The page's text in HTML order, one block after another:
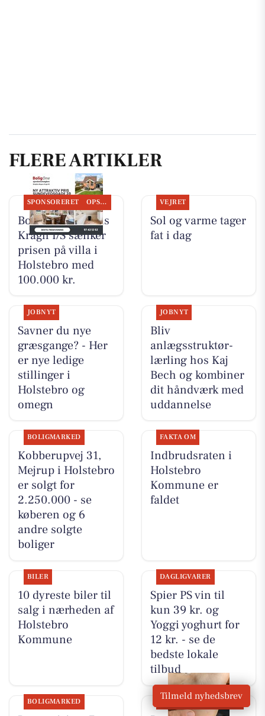
FLERE ARTIKLER
SPONSORERET OPSLAGSTAVLEN
BoligOne Mogens
Kragh I/S sænker
prisen på villa i
Holstebro med
100.000 kr.
VEJRET
Sol og varme tager
fat i dag
JOBNYT
Savner du nye
græsgange? - Her
er nye ledige
stillinger i
Holstebro og
omegn
JOBNYT
Bliv
anlægsstruktør-
lærling hos Kaj
Bech og kombiner
dit håndværk med
uddannelse
BOLIGMARKED
Kobberupvej 31,
Mejrup i Holstebro
er solgt for
2.250.000 - se
køberen og 6
andre solgte
boliger
FAKTA OM
Indbrudsraten i
Holstebro
Kommune er
faldet
BILER
10 dyreste biler til
salg i nærheden af
Holstebro
Kommune
DAGLIGVARER
Spier PS vin til
kun 39 kr. og
Yoggi yoghurt for
12 kr. - se de
bedste lokale
tilbud
BOLIGMARKED SPONSORERET OPSLAGSTAVLEN
Tilmeld nyhedsbrev